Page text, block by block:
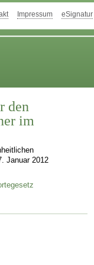
Impressum eSignatur
den
im
Januar 2012